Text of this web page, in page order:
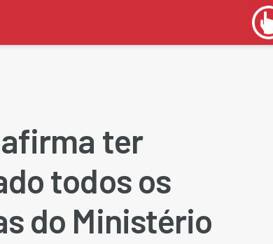
ter
todos os
do Ministério